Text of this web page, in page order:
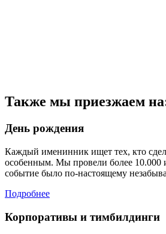
Также мы приезжаем
День рождения
Каждый именинник ищет тех, кто
особенным. Мы провели более 10.000
событие было по-настоящему
Подробнее
Корпоративы и тимбилдинги